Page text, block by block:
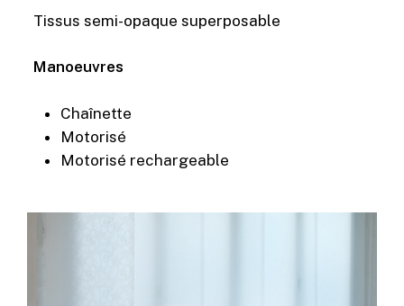
Tissus semi-opaque superposable
Manoeuvres
Chaînette
Motorisé
Motorisé rechargeable